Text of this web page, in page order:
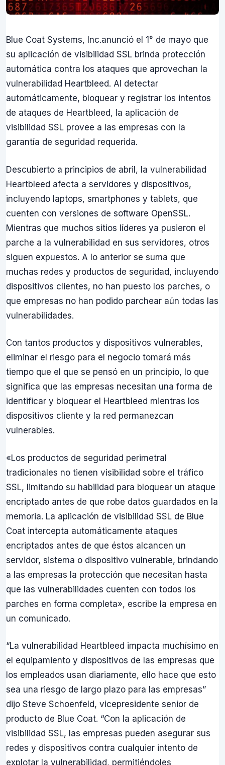
Blue Coat Systems, Inc.anunció el 1° de mayo que
su aplicación de visibilidad SSL brinda protección
automática contra los ataques que aprovechan la
vulnerabilidad Heartbleed. Al detectar
automáticamente, bloquear y registrar los intentos
de ataques de Heartbleed, la aplicación de
visibilidad SSL provee a las empresas con la
garantía de seguridad requerida.
Descubierto a principios de abril, la vulnerabilidad
Heartbleed afecta a servidores y dispositivos,
incluyendo laptops, smartphones y tablets, que
cuenten con versiones de software OpenSSL.
Mientras que muchos sitios líderes ya pusieron el
parche a la vulnerabilidad en sus servidores, otros
siguen expuestos. A lo anterior se suma que
muchas redes y productos de seguridad, incluyendo
dispositivos clientes, no han puesto los parches, o
que empresas no han podido parchear aún todas las
vulnerabilidades.
Con tantos productos y dispositivos vulnerables,
eliminar el riesgo para el negocio tomará más
tiempo que el que se pensó en un principio, lo que
significa que las empresas necesitan una forma de
identificar y bloquear el Heartbleed mientras los
dispositivos cliente y la red permanezcan
vulnerables.
«Los productos de seguridad perimetral
tradicionales no tienen visibilidad sobre el tráfico
SSL, limitando su habilidad para bloquear un ataque
encriptado antes de que robe datos guardados en la
memoria. La aplicación de visibilidad SSL de Blue
Coat intercepta automáticamente ataques
encriptados antes de que éstos alcancen un
servidor, sistema o dispositivo vulnerable, brindando
a las empresas la protección que necesitan hasta
que las vulnerabilidades cuenten con todos los
parches en forma completa», escribe la empresa en
un comunicado.
“La vulnerabilidad Heartbleed impacta muchísimo en
el equipamiento y dispositivos de las empresas que
los empleados usan diariamente, ello hace que esto
sea una riesgo de largo plazo para las empresas”
dijo Steve Schoenfeld, vicepresidente senior de
producto de Blue Coat. “Con la aplicación de
visibilidad SSL, las empresas pueden asegurar sus
redes y dispositivos contra cualquier intento de
explotar la vulnerabilidad, permitiéndoles